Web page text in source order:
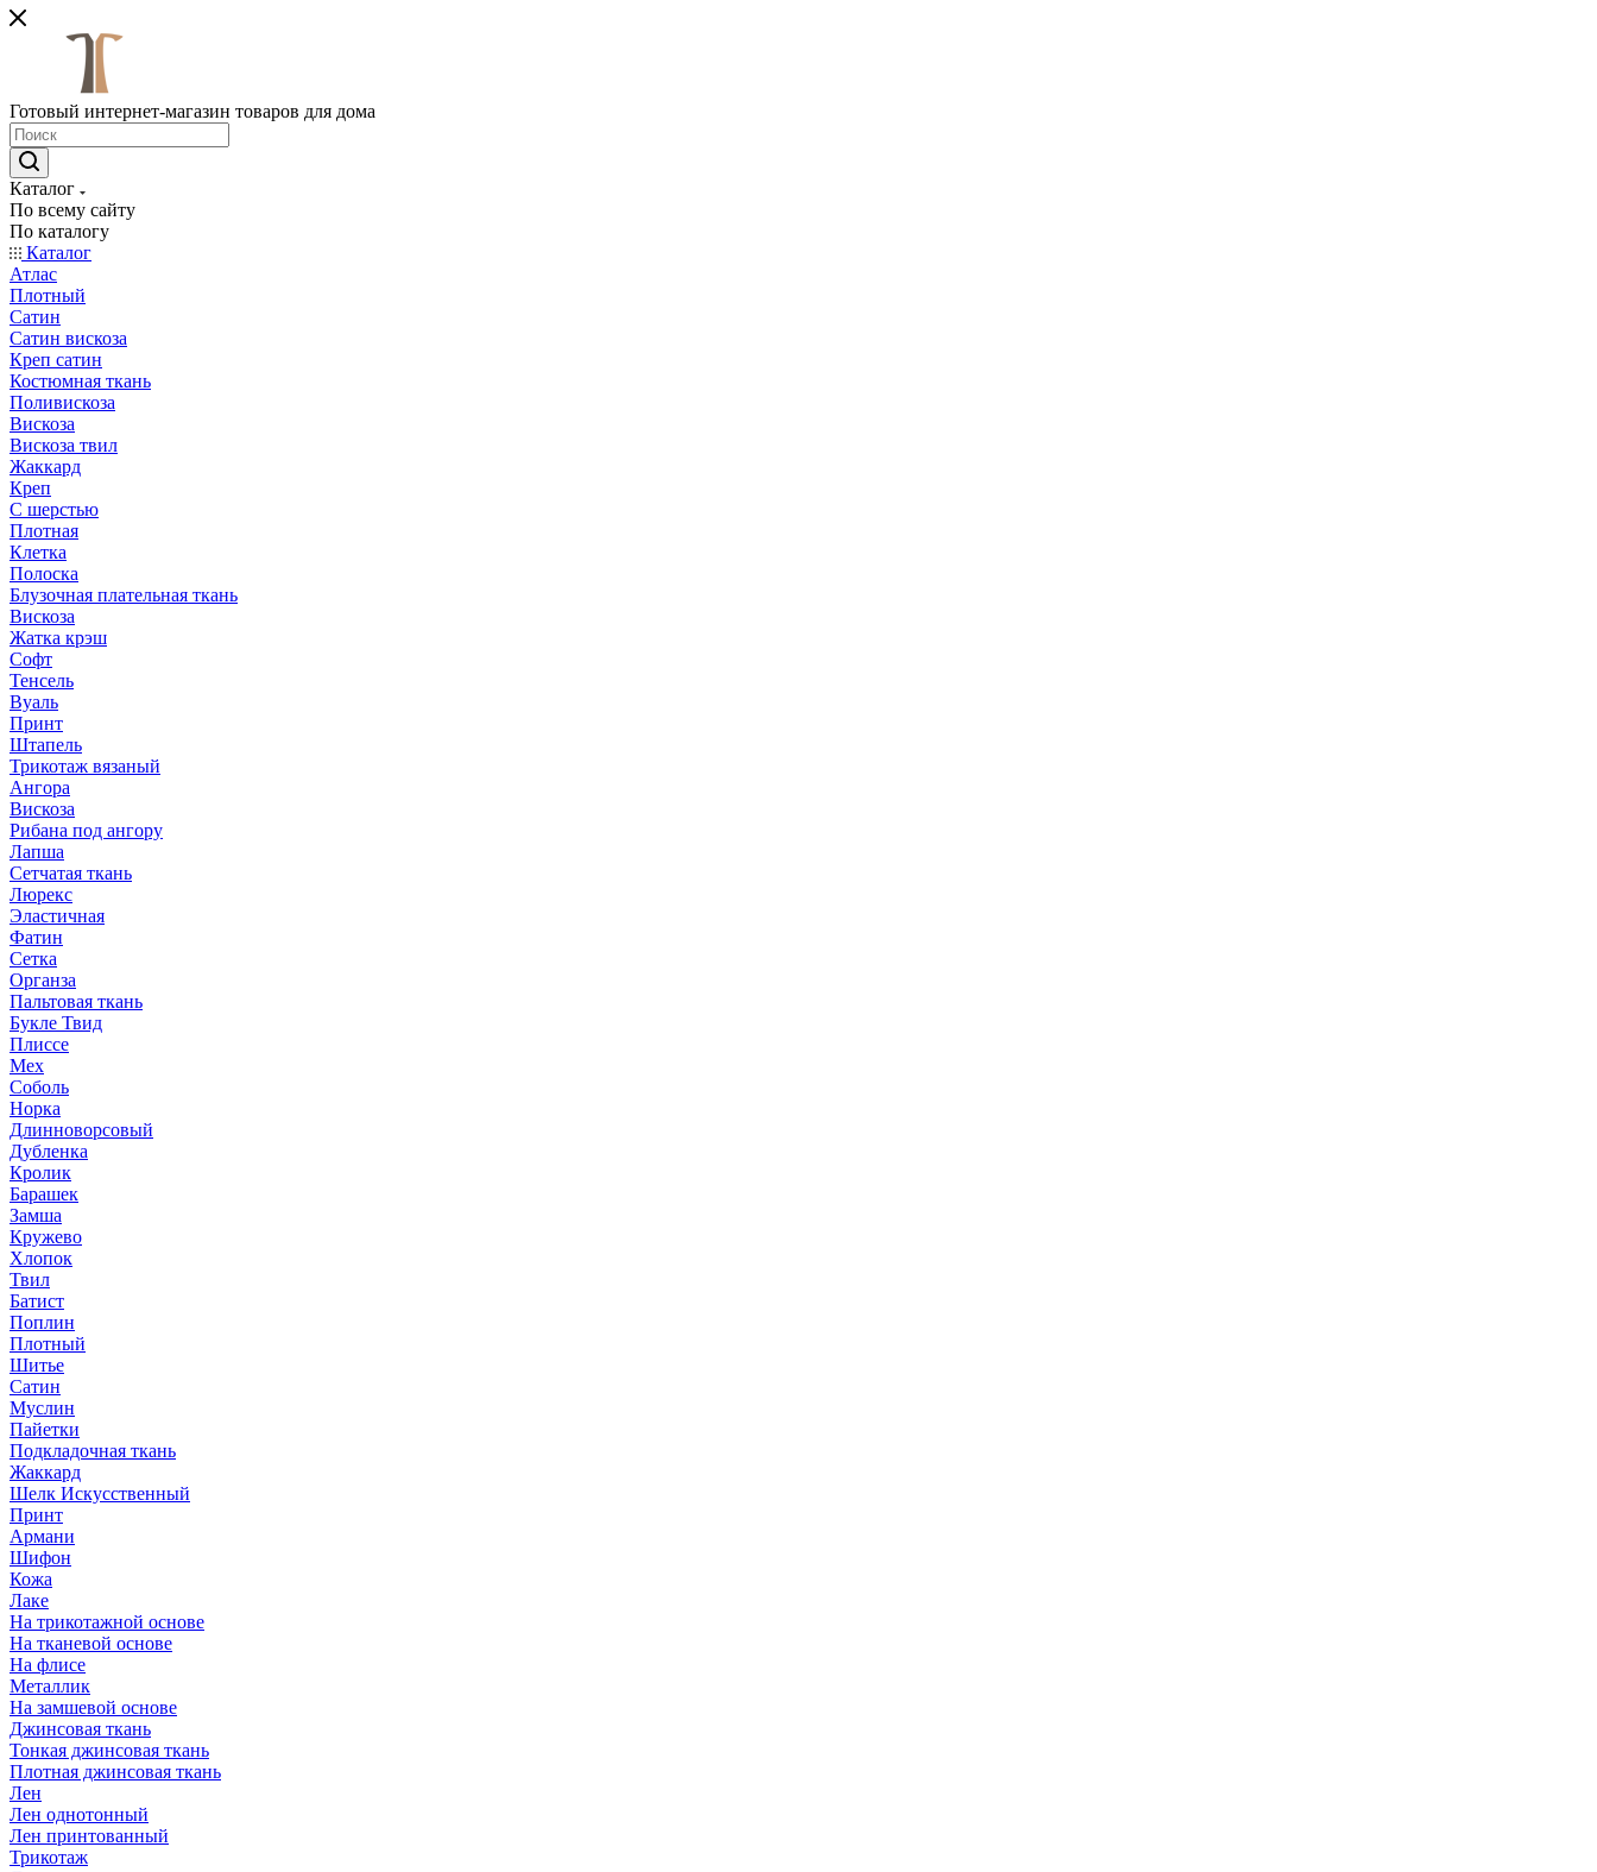
Готовый интернет-магазин товаров для дома
Каталог
По всему сайту
По каталогу
Каталог
Атлас
Плотный
Сатин
Сатин вискоза
Креп сатин
Костюмная ткань
Поливискоза
Вискоза
Вискоза твил
Жаккард
Креп
С шерстью
Плотная
Клетка
Полоска
Блузочная плательная ткань
Вискоза
Жатка крэш
Софт
Тенсель
Вуаль
Принт
Штапель
Трикотаж вязаный
Ангора
Вискоза
Рибана под ангору
Лапша
Сетчатая ткань
Люрекс
Эластичная
Фатин
Сетка
Органза
Пальтовая ткань
Букле Твид
Плиссе
Мех
Соболь
Норка
Длинноворсовый
Дубленка
Кролик
Барашек
Замша
Кружево
Хлопок
Твил
Батист
Поплин
Плотный
Шитье
Сатин
Муслин
Пайетки
Подкладочная ткань
Жаккард
Шелк Искусственный
Принт
Армани
Шифон
Кожа
Лаке
На трикотажной основе
На тканевой основе
На флисе
Металлик
На замшевой основе
Джинсовая ткань
Тонкая джинсовая ткань
Плотная джинсовая ткань
Лен
Лен однотонный
Лен принтованный
Трикотаж